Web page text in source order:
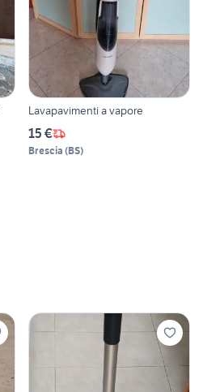
Lavapavimenti a vapore
15 €
Brescia (BS)